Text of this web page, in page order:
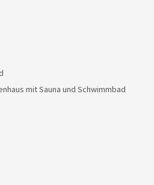
mit Sauna und Schwimmbad